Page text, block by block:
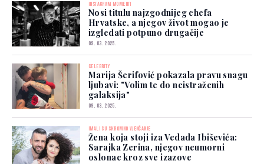
INSTAGRAM MOMENTI
Nosi titulu najzgodnijeg chefa
Hrvatske, a njegov život mogao je
izgledati potpuno drugačije
09. 03. 2025.
CELEBRITY
Marija Šerifović pokazala pravu snagu
ljubavi: "Volim te do neistraženih
galaksija"
09. 03. 2025.
IMALI SU SKROMNO VJENČANJE
Žena koja stoji iza Vedada Ibiševića:
Sarajka Zerina, njegov neumorni
oslonac kroz sve izazove